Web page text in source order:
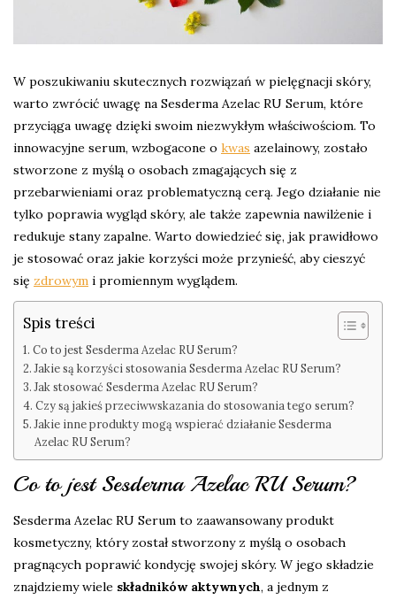
W poszukiwaniu skutecznych rozwiązań w pielęgnacji skóry,
warto zwrócić uwagę na Sesderma Azelac RU Serum, które
przyciąga uwagę dzięki swoim niezwykłym właściwościom. To
innowacyjne serum, wzbogacone o kwas azelainowy, zostało
stworzone z myślą o osobach zmagających się z
przebarwieniami oraz problematyczną cerą. Jego działanie nie
tylko poprawia wygląd skóry, ale także zapewnia nawilżenie i
redukuje stany zapalne. Warto dowiedzieć się, jak prawidłowo
je stosować oraz jakie korzyści może przynieść, aby cieszyć
się zdrowym i promiennym wyglądem.
Spis treści
Co to jest Sesderma Azelac RU Serum?
Jakie są korzyści stosowania Sesderma Azelac RU Serum?
Jak stosować Sesderma Azelac RU Serum?
Czy są jakieś przeciwwskazania do stosowania tego serum?
Jakie inne produkty mogą wspierać działanie Sesderma
Azelac RU Serum?
Co to jest Sesderma Azelac RU Serum?
Sesderma Azelac RU Serum to zaawansowany produkt
kosmetyczny, który został stworzony z myślą o osobach
pragnących poprawić kondycję swojej skóry. W jego składzie
znajdziemy wiele składników aktywnych, a jednym z